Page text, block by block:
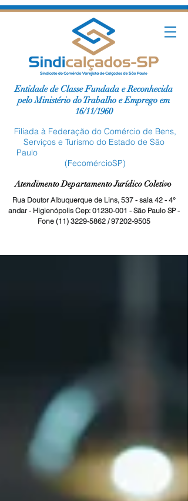
Entidade de Classe Fundada e Reconhecida
pelo Ministério do Trabalho e Emprego em
16/11/1960
Filiada à Federação do Comércio de Bens,
Serviços e Turismo do Estado de São
Paulo
(FecomércioSP)
Atendimento Departamento Jurídico Coletivo
Rua Doutor Albuquerque de Lins, 537 - sala 42 - 4°
andar - Higienópolis Cep: 01230-001 - São Paulo SP -
Fone (11) 3229-5862/97202-9505